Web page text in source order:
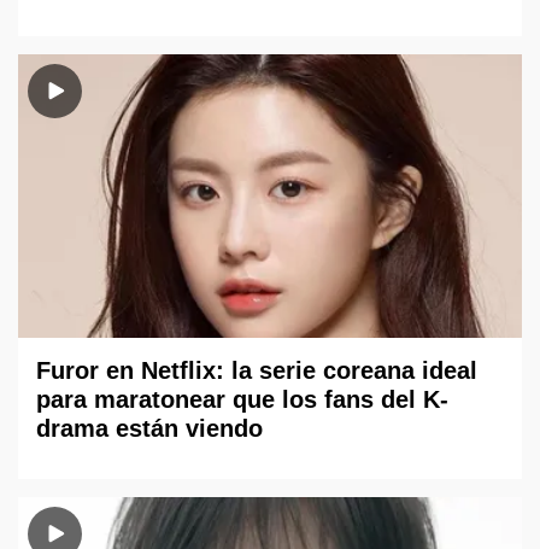
Furor en Netflix: la serie coreana ideal
para maratonear que los fans del K-
drama están viendo